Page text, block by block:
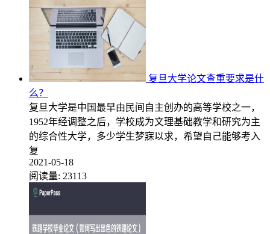
复旦大学论文查重要求是什
么？
复旦大学是中国最早由民间自主创办的高等学校之一，
1952年经调整之后，学校成为文理基础教学和研究为主
的综合性大学，多少学生梦寐以求，希望自己能够考入
复
2021-05-18
阅读量: 23113